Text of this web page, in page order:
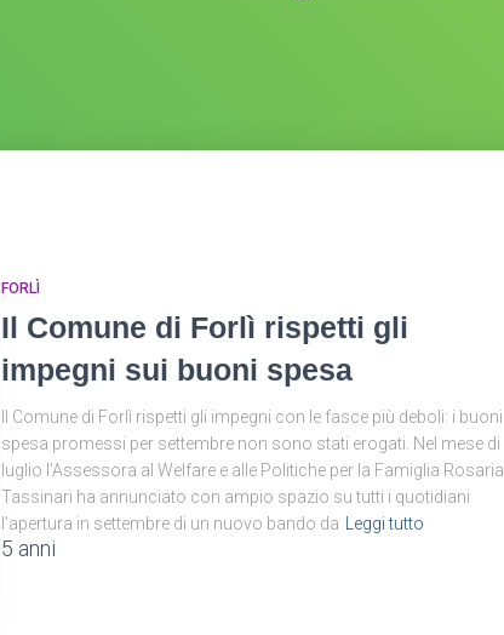
FORLÌ
Il Comune di Forlì rispetti gli
impegni sui buoni spesa
Il Comune di Forlì rispetti gli impegni con le fasce più deboli: i buoni
spesa promessi per settembre non sono stati erogati. Nel mese di
luglio l’Assessora al Welfare e alle Politiche per la Famiglia Rosaria
Tassinari ha annunciato con ampio spazio su tutti i quotidiani
l’apertura in settembre di un nuovo bando da
Leggi tutto
5 anni